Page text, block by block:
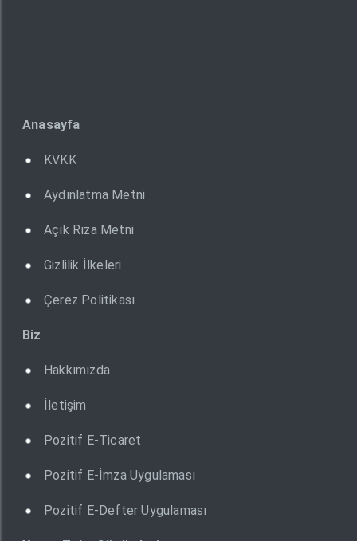
Anasayfa
KVKK
Aydınlatma Metni
Açık Rıza Metni
Gizlilik İlkeleri
Çerez Politikası
Biz
Hakkımızda
İletişim
Pozitif E-Ticaret
Pozitif E-İmza Uygulaması
Pozitif E-Defter Uygulaması